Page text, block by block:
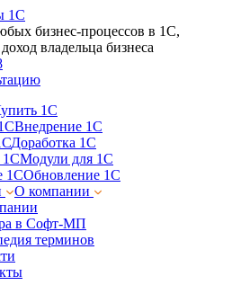
бизнес-процессов в 1С,
владельца бизнеса
1С
Внедрение 1С
Доработка 1С
1СМодули для 1С
1СОбновление 1С
О компании
в Софт-МП
терминов